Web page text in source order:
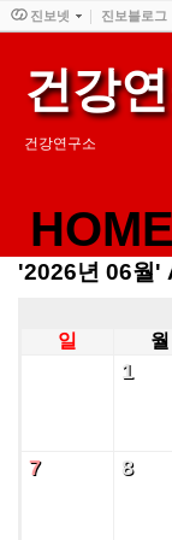
건강
건강연구소
HOME
'2026년 06월
일 월
1
1
7
7 8
8
진보넷 진보블로그